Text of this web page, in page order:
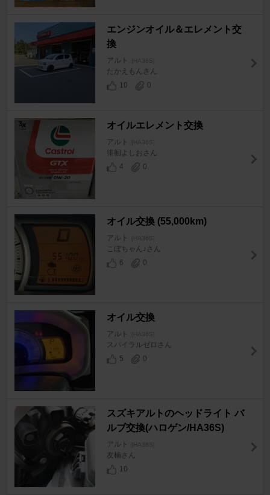
エンジンオイル＆エレメント交
換
アルト [HA36S]
たかえもんさん
10
0
オイルエレメント交換
アルト [HA36S]
徘徊よしおさん
4
0
オイル交換 (55,000km)
アルト [HA36S]
こぼちゃん♪さん
6
0
オイル交換
アルト [HA36S]
スパイラルゼロさん
5
0
スズキアルトのヘッドライト バ
ルブ交換(ハロゲン/HA36S)
アルト [HA36S]
友楠さん
10